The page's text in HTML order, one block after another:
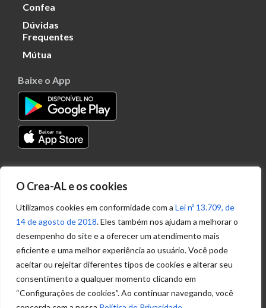
O Crea-AL e os cookies
Utilizamos cookies em conformidade com a Lei nº 13.709, de
14 de agosto de 2018. Eles também nos ajudam a melhorar o
desempenho do site e a oferecer um atendimento mais
eficiente e uma melhor experiência ao usuário. Você pode
aceitar ou rejeitar diferentes tipos de cookies e alterar seu
consentimento a qualquer momento clicando em
“Configurações de cookies”. Ao continuar navegando, você
Confea
Dúvidas
Frequentes
Mútua
Baixe o App
Transparência
Portal
Acesso à
Informação
Política de
Privacidade de
Ouvidoria